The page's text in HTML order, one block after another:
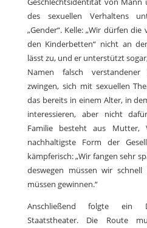
des sexuellen Verhaltens
„Gender“. Kelle: „Wir dürfen
den Kinderbetten“ nicht an
lässt zu, und er unterstützt
Namen falsch
zwingen, sich mit sexuellen
das bereits in einem Alter, in
interessieren, aber nicht
Familie besteht aus
nachhaltigste Form der
kämpferisch: „Wir fangen sehr
deswegen müssen wir
müssen gewinnen.“
Anschließend folgte ein
Staatstheater. Die Route